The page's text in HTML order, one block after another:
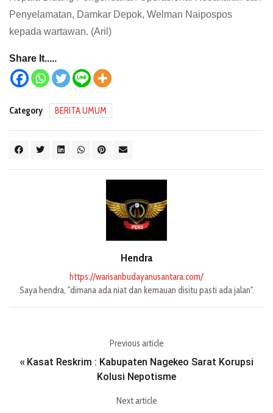
Penyelamatan, Damkar Depok, Welman Naipospos
kepada wartawan. (Aril)
Share It.....
Category BERITA UMUM
Hendra
https://warisanbudayanusantara.com/
Saya hendra, "dimana ada niat dan kemauan disitu pasti ada jalan".
Previous article
« Kasat Reskrim : Kabupaten Nagekeo Sarat Korupsi
Kolusi Nepotisme
Next article